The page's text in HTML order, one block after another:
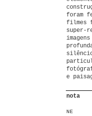
foram
filmes
super-
e
nota
NE